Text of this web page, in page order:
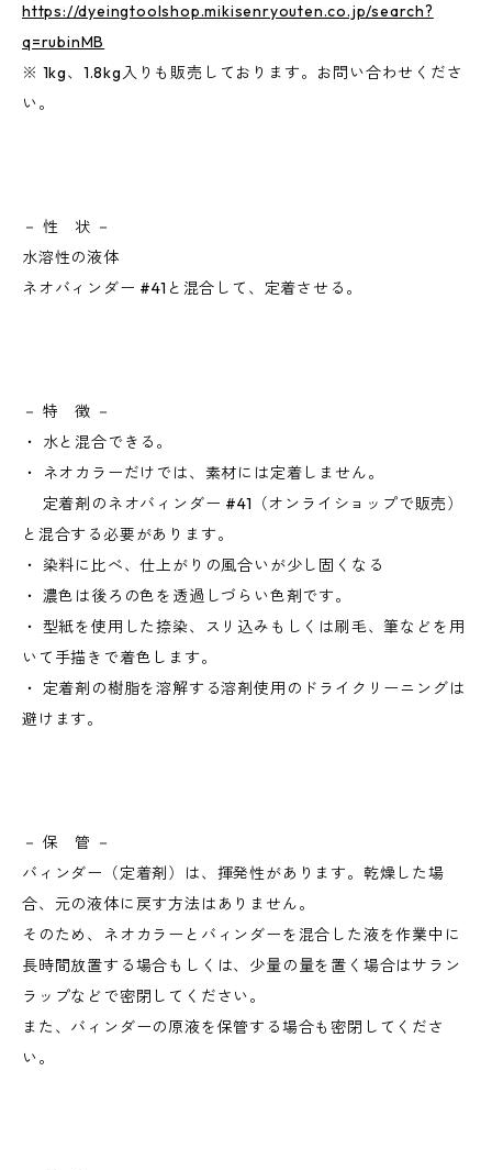
https://dyeingtoolshop.mikisenryouten.co.jp/search?
q=rubinMB
※ 1kg、1.8kg入りも販売しております。お問い合わせくださ
い。
－ 性 状 －
水溶性の液体
ネオバィンダー #41と混合して、定着させる。
－ 特 徴 －
・ 水と混合できる。
・ ネオカラーだけでは、素材には定着しません。
定着剤のネオバィンダー #41（オンライショップで販売）
と混合する必要があります。
・ 染料に比べ、仕上がりの風合いが少し固くなる
・ 濃色は後ろの色を透過しづらい色剤です。
・ 型紙を使用した捺染、スリ込みもしくは刷毛、筆などを用
いて手描きで着色します。
・ 定着剤の樹脂を溶解する溶剤使用のドライクリーニングは
避けます。
－ 保 管 －
バィンダー（定着剤）は、揮発性があります。乾燥した場
合、元の液体に戻す方法はありません。
そのため、ネオカラーとバィンダーを混合した液を作業中に
長時間放置する場合もしくは、少量の量を置く場合はサラン
ラップなどで密閉してください。
また、バィンダーの原液を保管する場合も密閉してくださ
い。